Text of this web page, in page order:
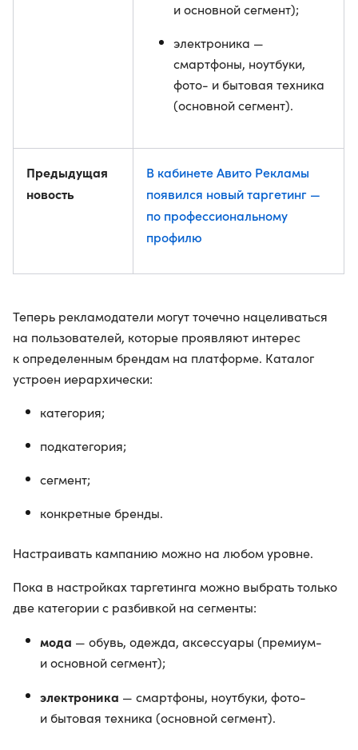
и основной сегмент);
электроника —
смартфоны, ноутбуки,
фото- и бытовая техника
(основной сегмент).
Предыдущая
новость
В кабинете Авито Рекламы
появился новый таргетинг —
по профессиональному
профилю
Теперь рекламодатели могут точечно нацеливаться
на пользователей, которые проявляют интерес
к определенным брендам на платформе. Каталог
устроен иерархически:
категория;
подкатегория;
сегмент;
конкретные бренды.
Настраивать кампанию можно на любом уровне.
Пока в настройках таргетинга можно выбрать только
две категории с разбивкой на сегменты:
мода — обувь, одежда, аксессуары (премиум-
и основной сегмент);
электроника — смартфоны, ноутбуки, фото-
и бытовая техника (основной сегмент).